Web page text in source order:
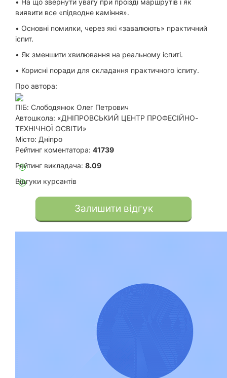
виявити все «підводне каміння».
• Основні помилки, через які «завалюють» практичний
іспит.
• Як зменшити хвилювання на реальному іспиті.
• Корисні поради для складання практичного іспиту.
Про автора:
ПІБ: Слободянюк Олег Петрович
Автошкола: «ДНІПРОВСЬКИЙ ЦЕНТР ПРОФЕСІЙНО-
ТЕХНІЧНОЇ ОСВІТИ»
Місто: Дніпро
Рейтинг коментатора: 41739
?
Рейтинг викладача: 8.09
?
Відгуки курсантів
Залишити відгук